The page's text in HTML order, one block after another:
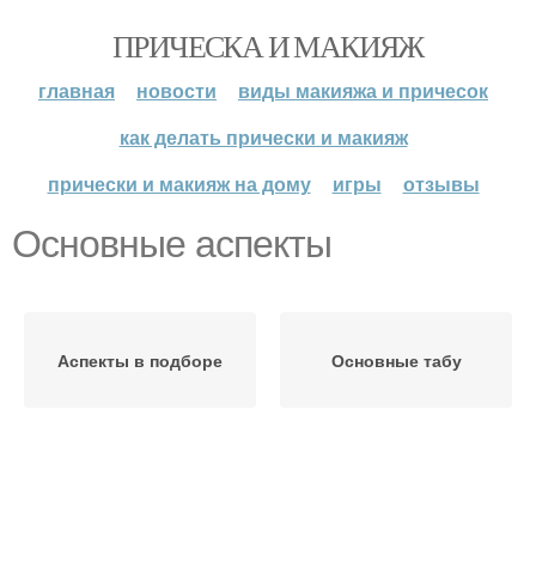
ПРИЧЕСКА И МАКИЯЖ
главная новости
виды макияжа и причесок
как делать прически и макияж
прически и макияж на дому
игры отзывы
Основные аспекты
Аспекты в подборе Основные табу